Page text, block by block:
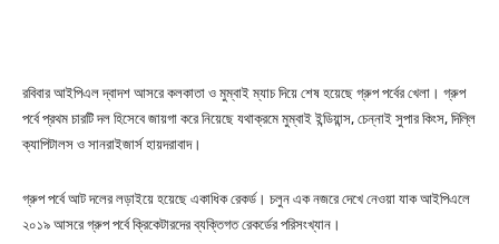
রবিবার আইপিএল দ্বাদশ আসরে কলকাতা ও মুম্বাই ম্যাচ দিয়ে শেষ হয়েছে গ্রুপ পর্বের খেলা। গ্রুপ
পর্বে প্রথম চারটি দল হিসেবে জায়গা করে নিয়েছে যথাক্রমে মুম্বাই ইন্ডিয়ান্স, চেন্নাই সুপার কিংস, দিল্লি
ক্যাপিটালস ও সানরাইজার্স হায়দরাবাদ।
গ্রুপ পর্বে আট দলের লড়াইয়ে হয়েছে একাধিক রেকর্ড। চলুন এক নজরে দেখে নেওয়া যাক আইপিএলে
২০১৯ আসরে গ্রুপ পর্বে ক্রিকেটারদের ব্যক্তিগত রেকর্ডের পরিসংখ্যান।